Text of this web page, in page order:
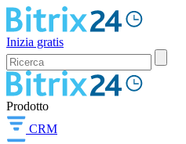
Inizia gratis
Prodotto
CRM